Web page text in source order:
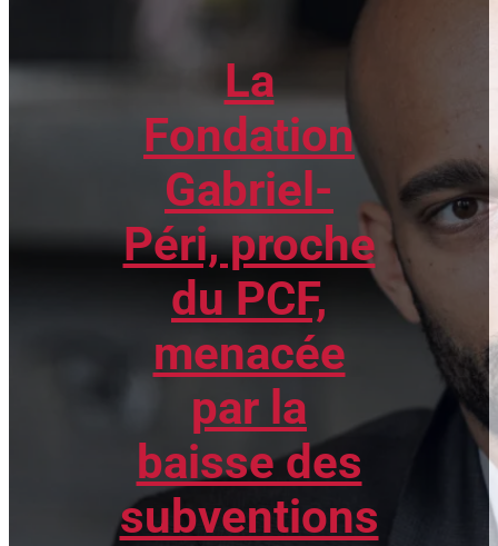
La
Fondation
Gabriel-
Péri, proche
du PCF,
menacée
par la
baisse des
subventions